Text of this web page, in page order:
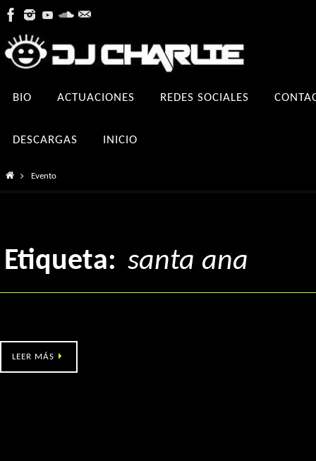
contenido
BIO ACTUACIONES REDES SOCIALES
DESCARGAS INICIO
InicioEvento
Etiqueta: santa ana
LEER MÁS